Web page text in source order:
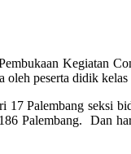
Kegiatan
oleh peserta didik
Palembang seksi
Palembang. Dan